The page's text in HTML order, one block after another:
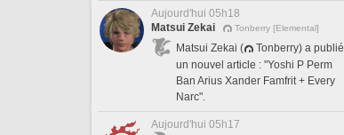
Aujourd'hui 05h18
Matsui Zekai
Tonberry [Elemental]
Matsui Zekai (
Tonberry) a publié
un nouvel article : "Yoshi P Perm
Ban Arius Xander Famfrit + Every
Narc".
Aujourd'hui 05h17